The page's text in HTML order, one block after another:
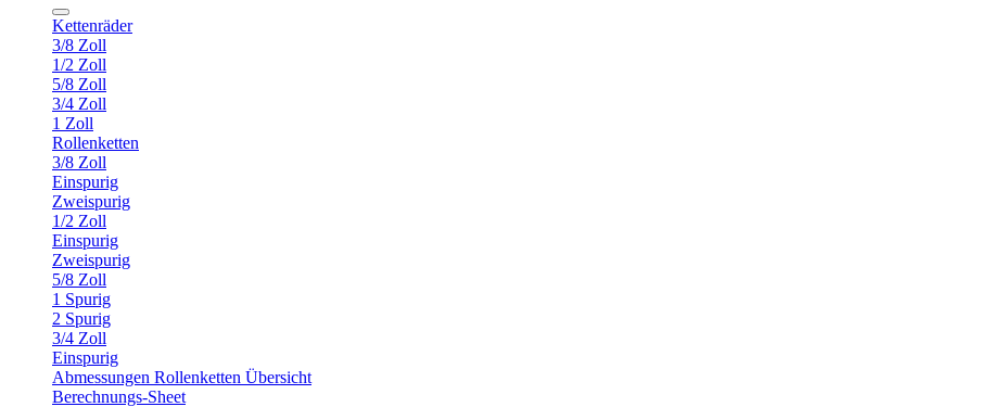
Kettenräder
3/8 Zoll
1/2 Zoll
5/8 Zoll
3/4 Zoll
1 Zoll
Rollenketten
3/8 Zoll
Einspurig
Zweispurig
1/2 Zoll
Einspurig
Zweispurig
5/8 Zoll
1 Spurig
2 Spurig
3/4 Zoll
Einspurig
Abmessungen Rollenketten Übersicht
Berechnungs-Sheet